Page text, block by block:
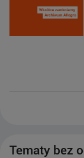
Tematy bez